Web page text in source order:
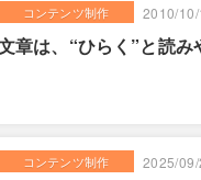
コンテンツ制作 2010/10/
章は、“ひらく”と読み
コンテンツ制作 2025/09/